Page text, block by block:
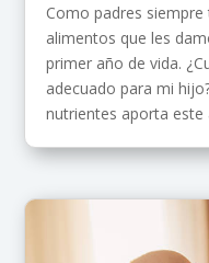
Como padres
alimentos que les
primer año de vida.
adecuado para mi
nutrientes aporta este